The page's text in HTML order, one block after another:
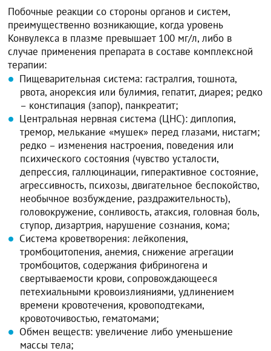
Побочные реакции со стороны органов и систем,
преимущественно возникающие, когда уровень
Конвулекса в плазме превышает 100 мг/л, либо в
случае применения препарата в составе комплексной
терапии:
Пищеварительная система: гастралгия, тошнота,
рвота, анорексия или булимия, гепатит, диарея; редко
– констипация (запор), панкреатит;
Центральная нервная система (ЦНС): диплопия,
тремор, мелькание «мушек» перед глазами, нистагм;
редко – изменения настроения, поведения или
психического состояния (чувство усталости,
депрессия, галлюцинации, гиперактивное состояние,
агрессивность, психозы, двигательное беспокойство,
необычное возбуждение, раздражительность),
головокружение, сонливость, атаксия, головная боль,
ступор, дизартрия, нарушение сознания, кома;
Система кроветворения: лейкопения,
тромбоцитопения, анемия, снижение агрегации
тромбоцитов, содержания фибриногена и
свертываемости крови, сопровождающееся
петехиальными кровоизлияниями, удлинением
времени кровотечения, кровоподтеками,
кровоточивостью, гематомами;
Обмен веществ: увеличение либо уменьшение
массы тела;